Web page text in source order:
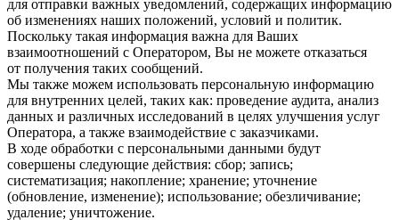
для отправки важных уведомлений, содержащих информацию
об изменениях наших положений, условий и политик.
Поскольку такая информация важна для Ваших
взаимоотношений с Оператором, Вы не можете отказаться
от получения таких сообщений.
Мы также можем использовать персональную информацию
для внутренних целей, таких как: проведение аудита, анализ
данных и различных исследований в целях улучшения услуг
Оператора, а также взаимодействие с заказчиками.
В ходе обработки с персональными данными будут
совершены следующие действия: сбор; запись;
систематизация; накопление; хранение; уточнение
(обновление, изменение); использование; обезличивание;
удаление; уничтожение.